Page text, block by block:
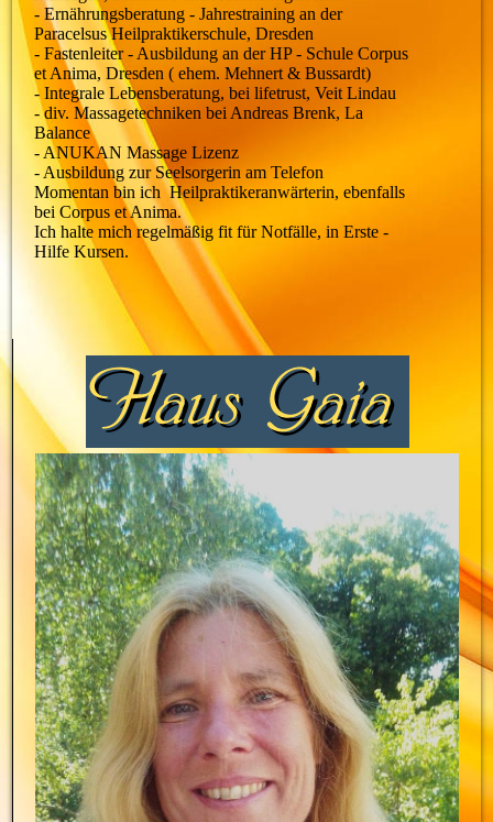
- Ernährungsberatung - Jahrestraining an der
Paracelsus Heilpraktikerschule, Dresden
- Fastenleiter - Ausbildung an der HP - Schule Corpus
et Anima, Dresden ( ehem. Mehnert & Bussardt)
- Integrale Lebensberatung, bei lifetrust, Veit Lindau
- div. Massagetechniken bei Andreas Brenk, La
Balance
- ANUKAN Massage Lizenz
- Ausbildung zur Seelsorgerin am Telefon
Momentan bin ich Heilpraktikeranwärterin, ebenfalls
bei Corpus et Anima.
Ich halte mich regelmäßig fit für Notfälle, in Erste -
Hilfe Kursen.